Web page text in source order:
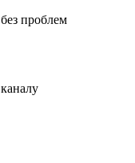
проблем